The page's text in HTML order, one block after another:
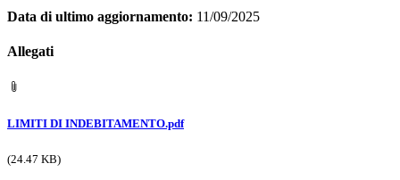
Data di ultimo aggiornamento: 11/09/2025
Allegati
LIMITI DI INDEBITAMENTO.pdf
(24.47 KB)